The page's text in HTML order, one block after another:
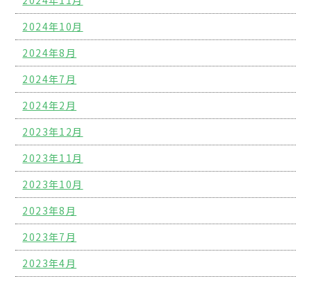
2024年10月
2024年8月
2024年7月
2024年2月
2023年12月
2023年11月
2023年10月
2023年8月
2023年7月
2023年4月